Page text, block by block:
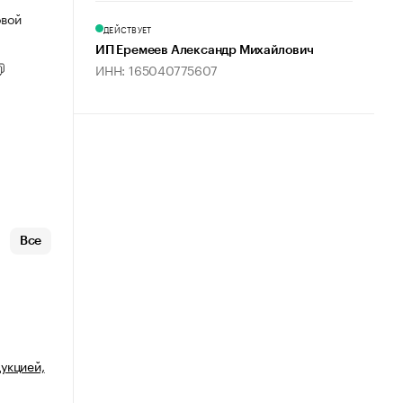
Все
ДЕЙСТВУЕТ
ИП Еремеев Александр Михайлович
ИНН: 165040775607